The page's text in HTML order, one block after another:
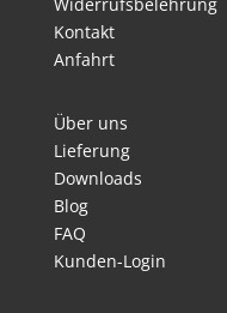
Kontakt
Anfahrt
Über uns
Lieferung
Downloads
Blog
FAQ
Kunden-Login